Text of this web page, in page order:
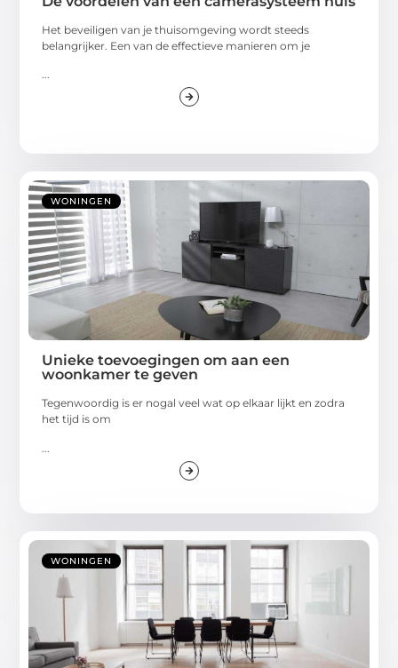
Het beveiligen van je thuisomgeving wordt steeds
belangrijker. Een van de effectieve manieren om je
...
WONINGEN
Unieke toevoegingen om aan een
woonkamer te geven
Tegenwoordig is er nogal veel wat op elkaar lijkt en zodra
het tijd is om
WONINGEN